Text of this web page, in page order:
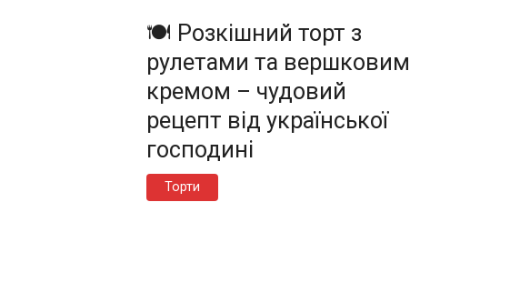
🍽️ Розкішний торт з
рулетами та вершковим
кремом – чудовий
рецепт від української
господині
Торти